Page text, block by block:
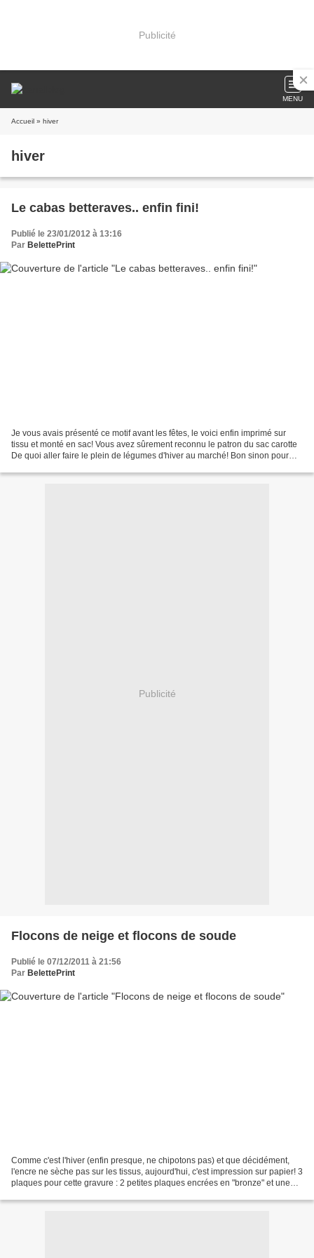
Publicité
MENU
Accueil » hiver
hiver
Le cabas betteraves.. enfin fini!
Publié le 23/01/2012 à 13:16
Par BelettePrint
Je vous avais présenté ce motif avant les fêtes, le voici enfin imprimé sur
tissu et monté en sac! Vous avez sûrement reconnu le patron du sac carotte
De quoi aller faire le plein de légumes d'hiver au marché! Bon sinon pour
Publicité
Flocons de neige et flocons de soude
Publié le 07/12/2011 à 21:56
Par BelettePrint
Comme c'est l'hiver (enfin presque, ne chipotons pas) et que décidément,
l'encre ne sèche pas sur les tissus, aujourd'hui, c'est impression sur papier! 3
plaques pour cette gravure : 2 petites plaques encrées en "bronze" et une